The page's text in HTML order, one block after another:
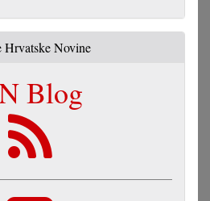
Hrvatske Novine
Blog